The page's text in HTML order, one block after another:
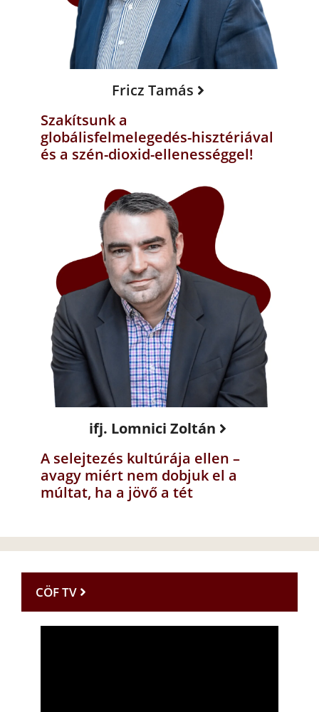
Fricz Tamás
Szakítsunk a
globálisfelmelegedés-hisztériával
és a szén-dioxid-ellenességgel!
ifj. Lomnici Zoltán
A selejtezés kultúrája ellen –
avagy miért nem dobjuk el a
múltat, ha a jövő a tét
CÖF TV